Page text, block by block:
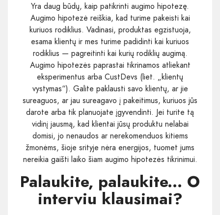
Yra daug būdų, kaip patikrinti augimo hipotezę.
Augimo hipotezė reiškia, kad turime pakeisti kai
kuriuos rodiklius. Vadinasi, produktas egzistuoja,
esama klientų ir mes turime padidinti kai kuriuos
rodiklius — pagreitinti kai kurių rodiklių augimą.
Augimo hipotezės paprastai tikrinamos atliekant
eksperimentus arba CustDevs (liet. „klientų
vystymas“). Galite paklausti savo klientų, ar jie
sureaguos, ar jau sureagavo į pakeitimus, kuriuos jūs
darote arba tik planuojate įgyvendinti. Jei turite tą
vidinį jausmą, kad klientai jūsų produktu nelabai
domisi, jo nenaudos ar nerekomenduos kitiems
žmonėms, šioje srityje nėra energijos, tuomet jums
nereikia gaišti laiko šiam augimo hipotezės tikrinimui.
Palaukite, palaukite... O
interviu klausimai?